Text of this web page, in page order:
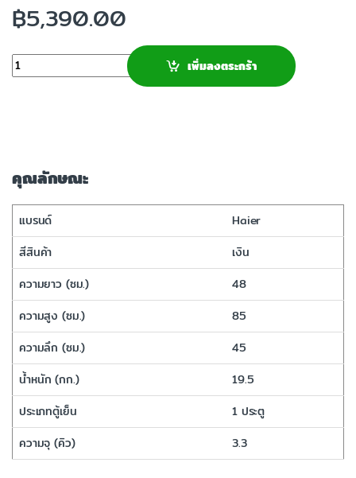
฿5,390.00
จำนวน เพิ่มลงตระกร้า
คุณลักษณะ
แบรนด์
Haier
สีสินค้า
เงิน
ความยาว (ซม.)
48
ความสูง (ซม.)
85
ความลึก (ซม.)
45
น้ำหนัก (กก.)
19.5
ประเภทตู้เย็น
1 ประตู
ความจุ (คิว)
3.3